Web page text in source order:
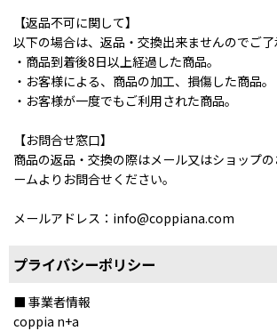
【返品不可に関して】
以下の場合は、返品・交換出来ませんのでご了
・商品到着後8日以上経過した商品。
・お客様による、商品の加工、損傷した商品。
・お客様が一度でもご利用された商品。
【お問合せ窓口】
商品の返品・交換の際はメール又はショップ
ームよりお問合せください。
メールアドレス：info@coppiana.com
プライバシーポリシー
■ 事業者情報
coppia n+a